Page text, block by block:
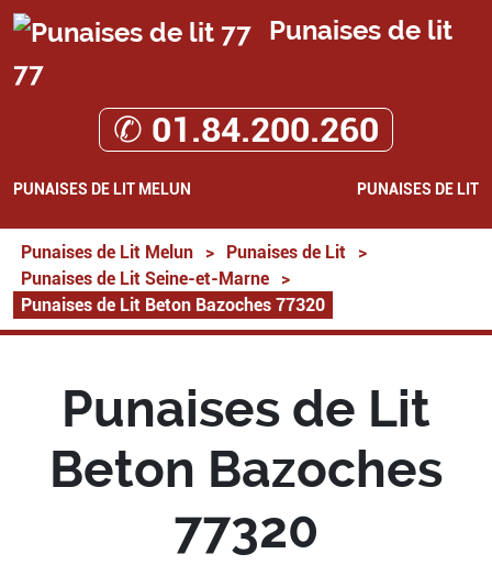
Punaises de lit
77
✆ 01.84.200.260
PUNAISES DE LIT MELUN PUNAISES DE LIT
Punaises de Lit Melun > Punaises de Lit
>
Punaises de Lit Seine-et-Marne
>
Punaises de Lit Beton Bazoches 77320
Punaises de Lit
Beton Bazoches
77320